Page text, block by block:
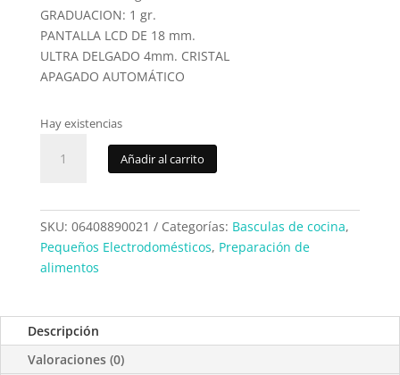
GRADUACION: 1 gr.
PANTALLA LCD DE 18 mm.
ULTRA DELGADO 4mm. CRISTAL
APAGADO AUTOMÁTICO
Hay existencias
cocina
TMPBS021
cantidad
Añadir al carrito
SKU: 06408890021 Categorías: Basculas de cocina,
Pequeños Electrodomésticos, Preparación de
alimentos
Descripción
Valoraciones (0)